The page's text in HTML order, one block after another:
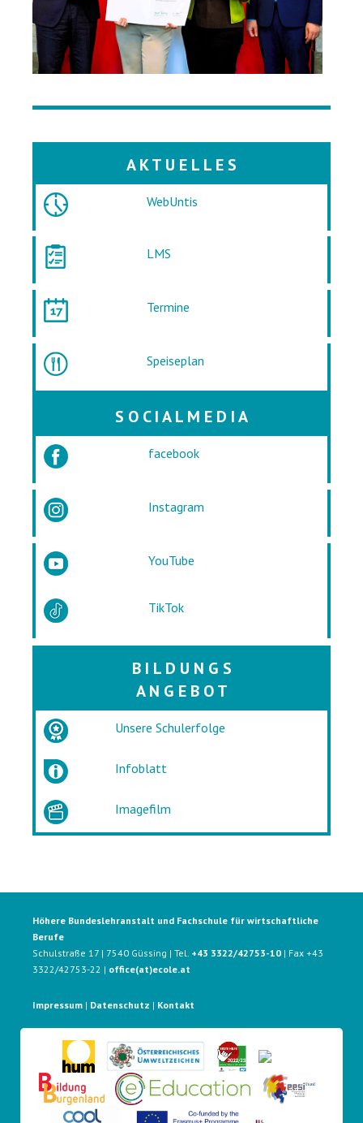
A K T U E L L E S
WebUntis
LMS
Termine
Speiseplan
S O C I A L M E D I A
facebook
Instagram
YouTube
TikTok
B I L D U N G S
A N G E B O T
Unsere Schulerfolge
Infoblatt
Imagefilm
Höhere Bundeslehranstalt und Fachschule für wirtschaftliche
Berufe
Schulstraße 17 | 7540 Güssing | Tel. +43 3322/42753-10 | Fax +43
3322/42753-22 | office(at)ecole.at
Impressum | Datenschutz | Kontakt